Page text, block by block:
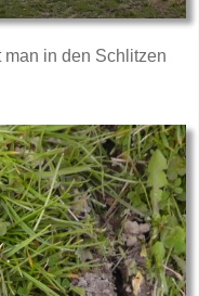
in den Schlitzen